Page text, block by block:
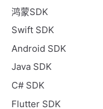
鸿蒙SDK
Swift SDK
Android SDK
Java SDK
C# SDK
Flutter SDK